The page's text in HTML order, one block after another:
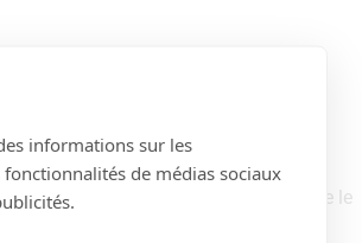
entre deux feuilles de papier
d’une feuille de papier cuisson.
du four puis laisser refroidir pour que le
informations sur les
de médias sociaux